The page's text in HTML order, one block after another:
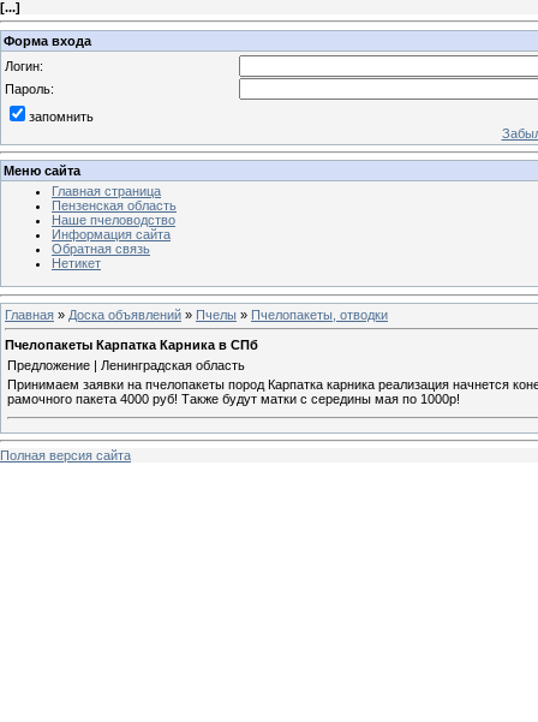
[...]
Форма входа
Логин:
Пароль:
запомнить
Меню сайта
Главная страница
Пензенская область
Наше пчеловодство
Информация сайта
Обратная связь
Нетикет
Главная » Доска объявлений » Пчелы » Пчелопакеты, отводки
Пчелопакеты Карпатка Карника в СПб
Предложение | Ленинградская область
Принимаем заявки на пчелопакеты пород Карпатка карника реализация начнется
рамочного пакета 4000 руб! Также будут матки с середины мая по 1000р!
Полная версия сайта